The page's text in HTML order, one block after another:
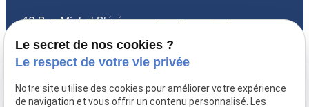
46 Rue Michel Bléré
60260 LAMORLAYE
Lundi-vendredi
08:30-18:00
Accueil
Qui sommes-nous ?
Le secret de nos cookies ?
Le respect de votre vie privée
Notre site utilise des cookies pour améliorer votre expérience
de navigation et vous offrir un contenu personnalisé. Les